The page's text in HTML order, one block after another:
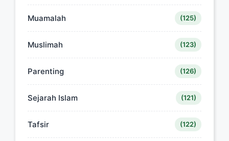
Muamalah (125)
Muslimah (123)
Parenting (126)
Sejarah Islam (121)
Tafsir (122)